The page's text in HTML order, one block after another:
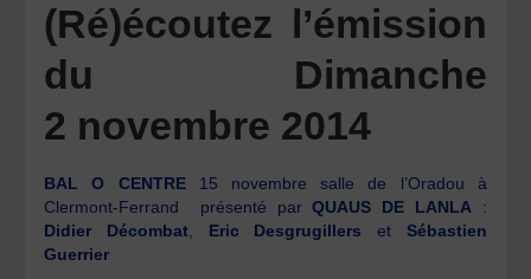
(Ré)écoutez l’émission
du Dimanche
2 novembre 2014
BAL O CENTRE15 novembre salle de l’Oradou à
Clermont-Ferrand présenté parQUAUS DE LANLA :
Didier Décombat, Eric Desgrugillerset Sébastien
Guerrier